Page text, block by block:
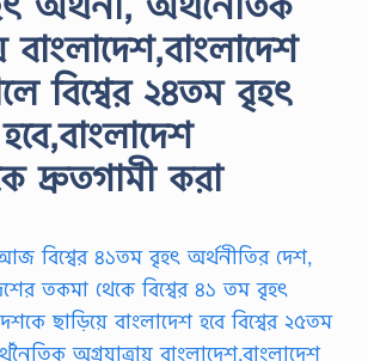
বাংলাদেশ,বাংলাদেশ
বিশ্বের ২৪তম বৃহৎ
দ্রুতগামী করা